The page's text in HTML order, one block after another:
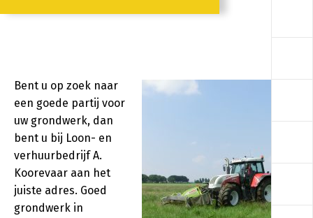
Bent u op zoek naar
een goede partij voor
uw grondwerk, dan
bent u bij Loon- en
verhuurbedrijf A.
Koorevaar aan het
juiste adres. Goed
grondwerk in